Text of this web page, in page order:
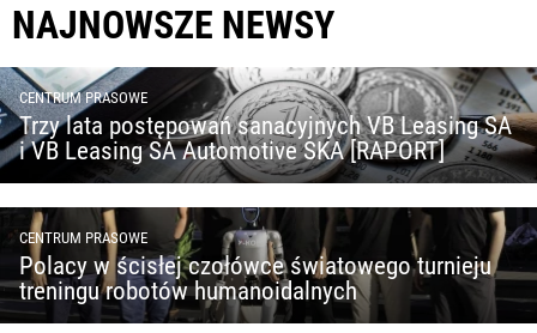
NAJNOWSZE NEWSY
CENTRUM PRASOWE
Trzy lata postępowań sanacyjnych VB Leasing SA
i VB Leasing SA Automotive SKA [RAPORT]
CENTRUM PRASOWE
Polacy w ścisłej czołówce światowego turnieju
treningu robotów humanoidalnych